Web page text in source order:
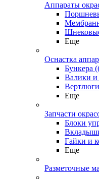
Аппараты
Еще
Оснастка
Бункера
Валики и
Вертлюги
Еще
Запчасти
Блоки
Гайки и
Еще
Разметочные